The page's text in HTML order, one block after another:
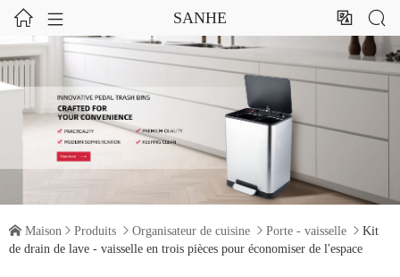
  SANHE  
 Maison  Produits  Organisateur de cuisine  Porte - vaisselle  Kit
de drain de lave - vaisselle en trois pièces pour économiser de l'espace